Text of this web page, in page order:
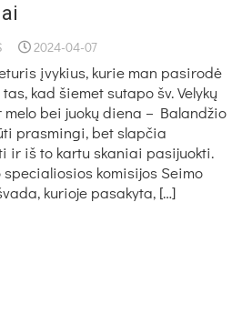
2024-04-07
įvykius, kurie man pasirodė
kad šiemet sutapo šv. Velykų
bei juokų diena – Balandžio
prasmingi, bet slapčia
ir iš to kartu skaniai pasijuokti.
komisijos Seimo
kurioje pasakyta, […]